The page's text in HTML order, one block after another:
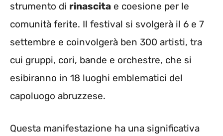
strumento di rinascita e coesione per le
comunità ferite. Il festival si svolgerà il 6 e 7
settembre e coinvolgerà ben 300 artisti, tra
cui gruppi, cori, bande e orchestre, che si
esibiranno in 18 luoghi emblematici del
capoluogo abruzzese.
Questa manifestazione ha una significativa